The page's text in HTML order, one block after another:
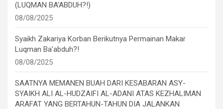
(LUQMAN BA’ABDUH?!)
08/08/2025
Syaikh Zakariya Korban Berikutnya Permainan Makar
Luqman Ba’abduh?!
08/08/2025
SAATNYA MEMANEN BUAH DARI KESABARAN ASY-
SYAIKH ALI AL-HUDZAIFI AL-ADANI ATAS KEZHALIMAN
ARAFAT YANG BERTAHUN-TAHUN DIA JALANKAN